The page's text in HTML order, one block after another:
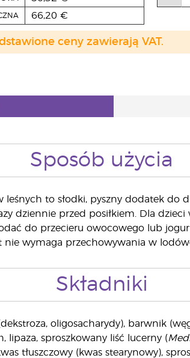
66,20 €
ceny zawierają VAT.
Sposób użycia
to słodki, pyszny dodatek do
dziennie przed posiłkiem. Dla
do przecieru owocowego lub
wymaga przechowywania w
Składniki
oligosacharydy), barwnik
lipaza, sproszkowany liść lucerny (
tłuszczowy (kwas stearynowy),